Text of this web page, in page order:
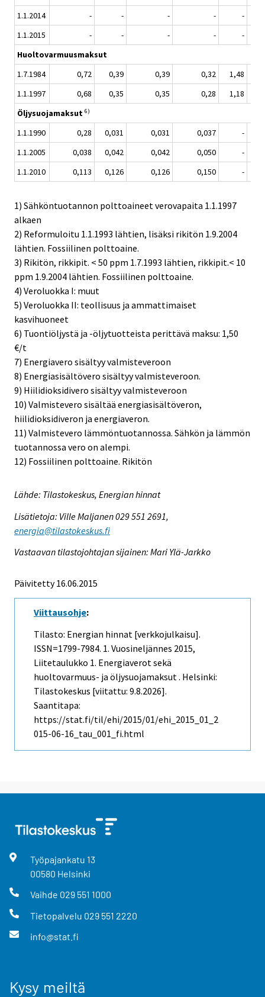
1.1.2014
- - - -
-
1.1.2015
- - - -
-
Huoltovarmuusmaksut
1.7.1984
0,72 0,39 0,39 0,32
1,48
1.1.1997
0,68 0,35 0,35 0,28 1,18
Öljysuojamaksut 6)
1.1.1990 0,28 0,031 0,031 0,037
-
1.1.2005
0,038 0,042 0,042 0,050
-
1.1.2010
0,113 0,126 0,126 0,150 -
1) Sähköntuotannon polttoaineet verovapaita 1.1.1997
alkaen
2) Reformuloitu 1.1.1993 lähtien, lisäksi rikitön 1.9.2004
lähtien. Fossiilinen polttoaine.
3) Rikitön, rikkipit. < 50 ppm 1.7.1993 lähtien, rikkipit.< 10
ppm 1.9.2004 lähtien. Fossiilinen polttoaine.
4) Veroluokka I: muut
5) Veroluokka II: teollisuus ja ammattimaiset
kasvihuoneet
6) Tuontiöljystä ja -öljytuotteista perittävä maksu: 1,50
€/t
7) Energiavero sisältyy valmisteveroon
8) Energiasisältövero sisältyy valmisteveroon.
9) Hiilidioksidivero sisältyy valmisteveroon
10) Valmistevero sisältää energiasisältöveron,
hiilidioksidiveron ja energiaveron.
11) Valmistevero lämmöntuotannossa. Sähkön ja lämmön
tuotannossa vero on alempi.
12) Fossiilinen polttoaine. Rikitön
Lähde: Tilastokeskus, Energian hinnat
Lisätietoja: Ville Maljanen 029 551 2691,
energia@tilastokeskus.fi
Vastaavan tilastojohtajan sijainen: Mari Ylä-Jarkko
Päivitetty 16.06.2015
Viittausohje:
Tilasto: Energian hinnat [verkkojulkaisu].
ISSN=1799-7984. 1. Vuosineljännes 2015,
Liitetaulukko 1. Energiaverot sekä
huoltovarmuus- ja öljysuojamaksut . Helsinki:
Tilastokeskus [viitattu: 9.8.2026].
Saantitapa:
https://stat.fi/til/ehi/2015/01/ehi_2015_01_2
015-06-16_tau_001_fi.html
Työpajankatu 13
00580 Helsinki
Vaihde 029 551 1000
Tietopalvelu 029 551 2220
info@stat.fi
Kysy meiltä